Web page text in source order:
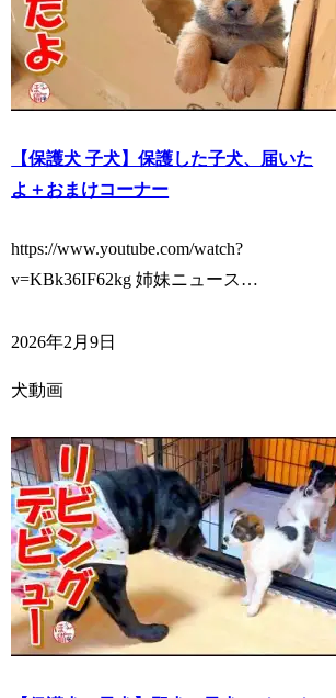
【保護犬 子犬】保護した子犬、届いた
よ＋おまけコーナー
https://www.youtube.com/watch?
v=KBk36IF62kg 姉妹ニュース…
2026年2月9日
犬動画